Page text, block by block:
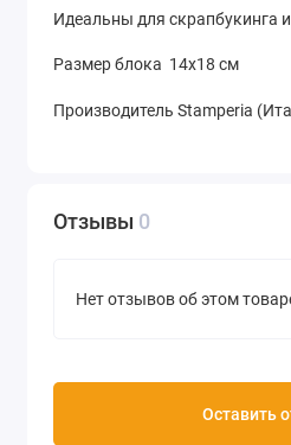
Идеальны для скрапбукинга
Размер блока 14х18 см
Производитель Stamperia
Отзывы 0
Нет отзывов об этом
Оставить